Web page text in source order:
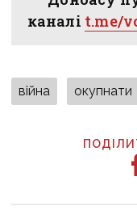
каналі t.me/
війна окупнати